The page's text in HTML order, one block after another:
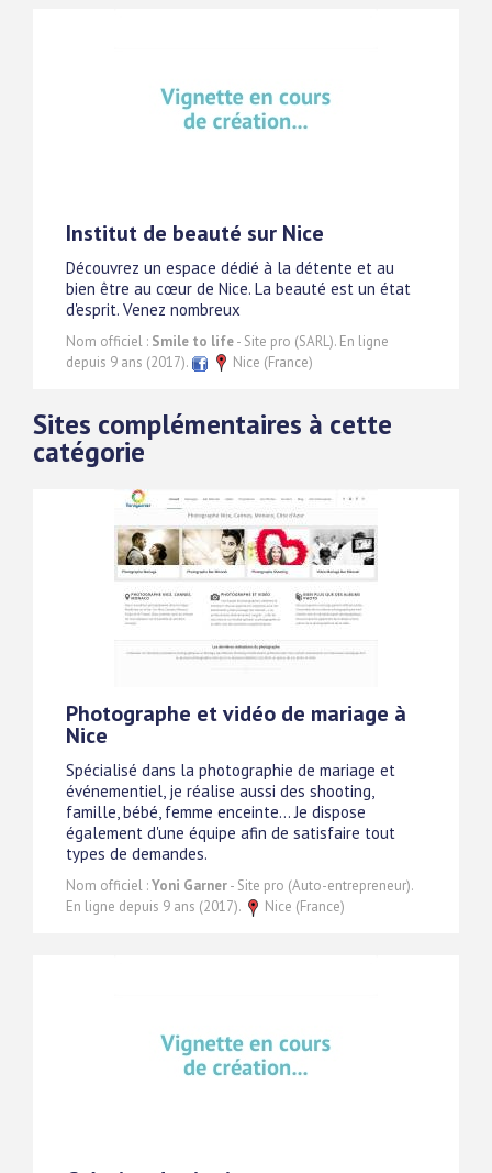
Institut de beauté sur Nice
Découvrez un espace dédié à la détente et au
bien être au cœur de Nice. La beauté est un état
d'esprit. Venez nombreux
Nom officiel : Smile to life- Site pro (SARL). En ligne
depuis 9 ans (2017).
Nice (France)
Sites complémentaires à cette
catégorie
Photographe et vidéo de mariage à
Nice
Spécialisé dans la photographie de mariage et
événementiel, je réalise aussi des shooting,
famille, bébé, femme enceinte... Je dispose
également d'une équipe afin de satisfaire tout
types de demandes.
Nom officiel :Yoni Garner- Site pro (Auto-entrepreneur).
En ligne depuis 9 ans (2017).
Nice (France)